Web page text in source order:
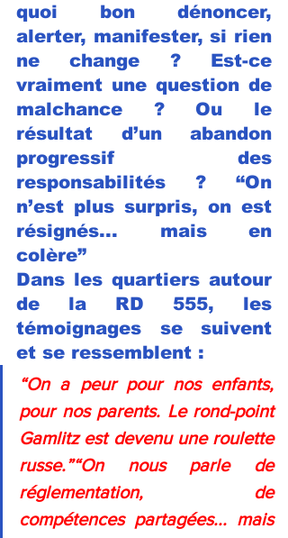
quoi bon dénoncer,
alerter, manifester, si rien
ne change ? Est-ce
vraiment une question de
malchance ? Ou le
résultat d’un abandon
progressif des
responsabilités ? “On
n’est plus surpris, on est
résignés... mais en
colère”
Dans les quartiers autour
de la RD 555, les
témoignages se suivent
et se ressemblent :
“On a peur pour nos enfants,
pour nos parents. Le rond-point
Gamlitz est devenu une roulette
russe.”“On nous parle de
réglementation, de
compétences partagées... mais